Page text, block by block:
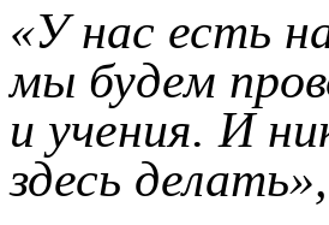
«У нас есть
мы будем
и учения. И
здесь делать»,